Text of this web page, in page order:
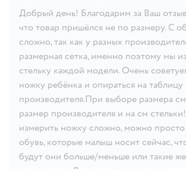
Добрый день! Благодарим за Ваш
что товар пришёлся не по размеру. С
сложно, так как у разных
размерная сетка, именно поэтому мы
стельку каждой модели. Очень
ножку ребёнка и опираться на таблицу
производителя.При выборе размера
размер производителя и на см
измерить ножку сложно, можно
обувь, которые малыш носит сейчас,
будут они больше/меньше или такие